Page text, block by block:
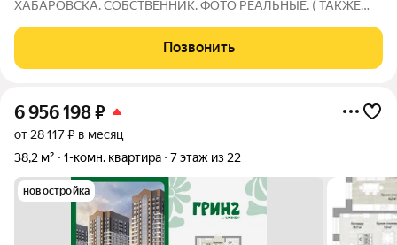
ХАБАРОВСКА. СОБСТВЕННИК. ФОТО РЕАЛЬНЫЕ. ( ТАКЖЕ
КОММЕРЧЕСКИМ ЗДАНИЕМ ЗА 28 МЛН РУБ., ПОД МАГАЗИН,
КАФЕ, ЗДАНИЕ РАСПОЛОЖЕНО РЯДОМ С КВАРТИРОЙ.
Позвонить
6 956 198₽
от 28 117 ₽ в месяц
38,2 м²
1-комн. квартира 7 этаж из 22
новостройка